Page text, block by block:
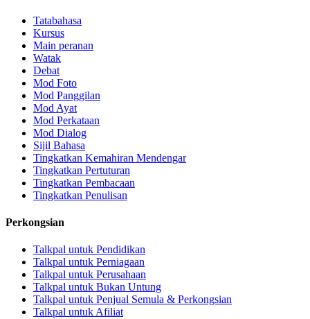
Tatabahasa
Kursus
Main peranan
Watak
Debat
Mod Foto
Mod Panggilan
Mod Ayat
Mod Perkataan
Mod Dialog
Sijil Bahasa
Tingkatkan Kemahiran Mendengar
Tingkatkan Pertuturan
Tingkatkan Pembacaan
Tingkatkan Penulisan
Perkongsian
Talkpal untuk Pendidikan
Talkpal untuk Perniagaan
Talkpal untuk Perusahaan
Talkpal untuk Bukan Untung
Talkpal untuk Penjual Semula & Perkongsian
Talkpal untuk Afiliat